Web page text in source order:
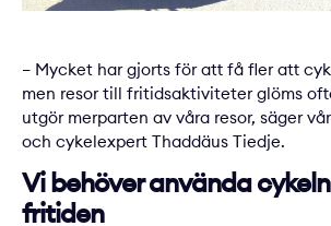
– Mycket har gjorts för att få fler att
men resor till fritidsaktiviteter glöms
utgör merparten av våra resor, säger
och cykelexpert Thaddäus Tiedje.
Vi behöver använda
fritiden